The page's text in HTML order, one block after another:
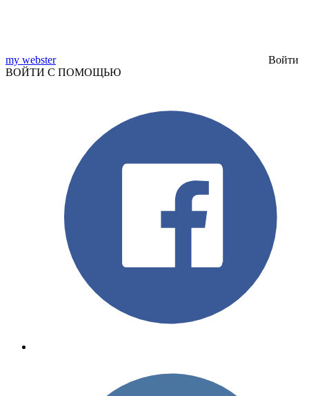
my webster
Войти
ВОЙТИ С ПОМОЩЬЮ